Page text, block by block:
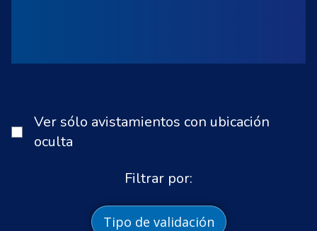
Ver sólo avistamientos con ubicación
oculta
Filtrar por:
Tipo de validación